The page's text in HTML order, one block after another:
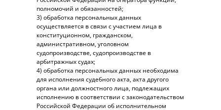
полномочий и обязанностей;
3) обработка персональных данных
осуществляется в связи с участием лица в
конституционном, гражданском,
административном, уголовном
судопроизводстве, судопроизводстве в
арбитражных судах;
4) обработка персональных данных необходима
для исполнения судебного акта, акта другого
органа или должностного лица, подлежащих
исполнению в соответствии с законодательством
Российской Федерации об исполнительном